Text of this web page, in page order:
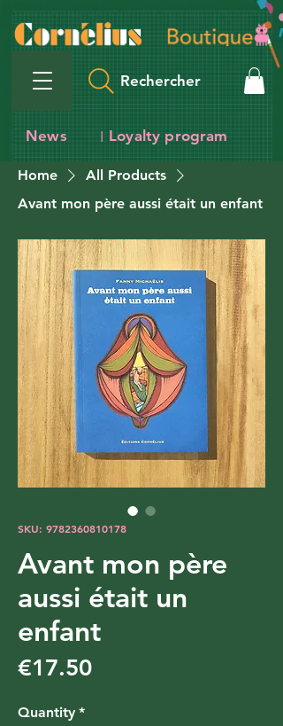
Rechercher
Loyalty program
News I
Home
All Products
Avant mon père aussi était un enfant
SKU: 9782360810178
Avant mon père
aussi était un
enfant
€17.50Price
Quantity *